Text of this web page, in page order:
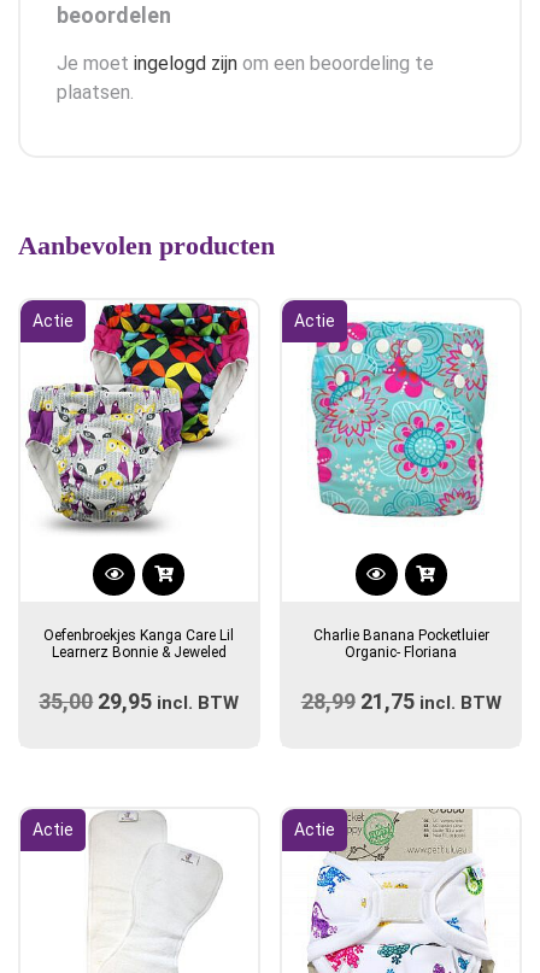
beoordelen
Je moet ingelogd zijn om een beoordeling te
plaatsen.
Aanbevolen producten
Actie
Oefenbroekjes Kanga Care Lil
Learnerz Bonnie & Jeweled
35,00 Oorspronkelijke
29,95 Huidige
incl. BTW
Actie
Charlie Banana Pocketluier
Organic- Floriana
28,99 Oorspronkelijke
21,75Huidige
incl. BTW
Actie Actie